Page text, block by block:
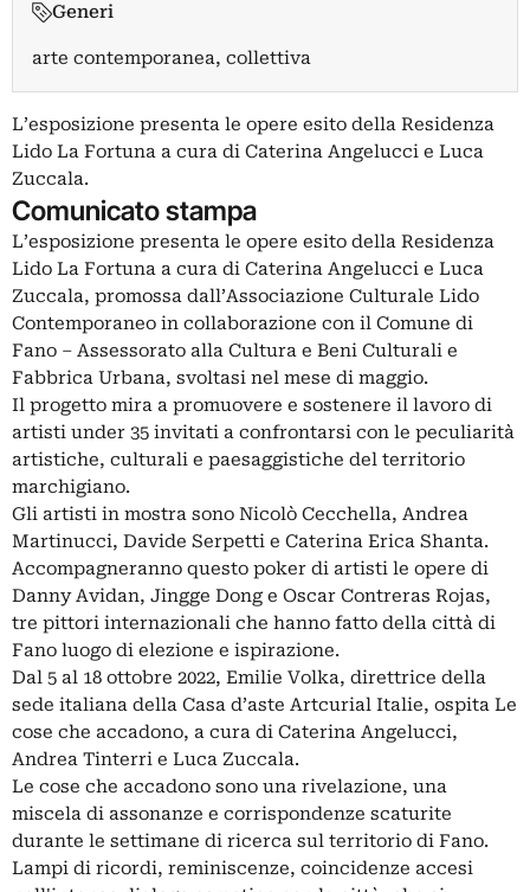
Generi
arte contemporanea, collettiva
L’esposizione presenta le opere esito della Residenza
Lido La Fortuna a cura di Caterina Angelucci e Luca
Zuccala.
Comunicato stampa
L’esposizione presenta le opere esito della Residenza
Lido La Fortuna a cura di Caterina Angelucci e Luca
Zuccala, promossa dall’Associazione Culturale Lido
Contemporaneo in collaborazione con il Comune di
Fano – Assessorato alla Cultura e Beni Culturali e
Fabbrica Urbana, svoltasi nel mese di maggio.
Il progetto mira a promuovere e sostenere il lavoro di
artisti under 35 invitati a confrontarsi con le peculiarità
artistiche, culturali e paesaggistiche del territorio
marchigiano.
Gli artisti in mostra sono Nicolò Cecchella, Andrea
Martinucci, Davide Serpetti e Caterina Erica Shanta.
Accompagneranno questo poker di artisti le opere di
Danny Avidan, Jingge Dong e Oscar Contreras Rojas,
tre pittori internazionali che hanno fatto della città di
Fano luogo di elezione e ispirazione.
Dal 5 al 18 ottobre 2022, Emilie Volka, direttrice della
sede italiana della Casa d’aste Artcurial Italie, ospita Le
cose che accadono, a cura di Caterina Angelucci,
Andrea Tinterri e Luca Zuccala.
Le cose che accadono sono una rivelazione, una
miscela di assonanze e corrispondenze scaturite
durante le settimane di ricerca sul territorio di Fano.
Lampi di ricordi, reminiscenze, coincidenze accesi